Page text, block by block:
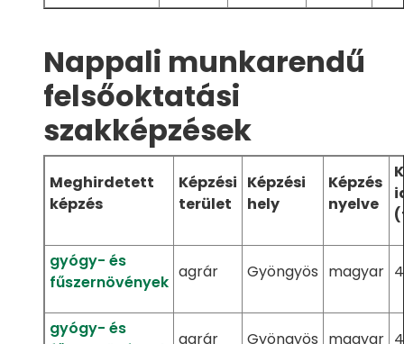
Nappali munkarendű
felsőoktatási
szakképzések
Meghirdetett
képzés
Képzési
terület
Képzési
hely
Képzés
nyelve
gyógy- és
fűszernövények
agrár Gyöngyös magyar 4
gyógy- és
agrár Gyöngyös magyar 4